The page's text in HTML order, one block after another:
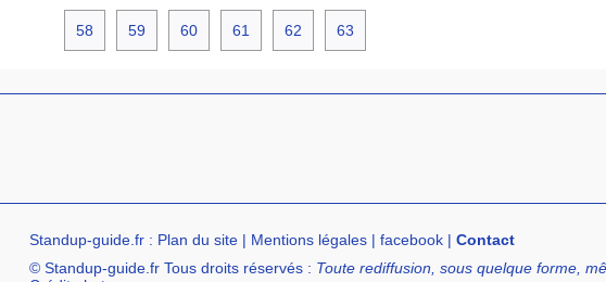
58 59 60 61 62 63
Standup-guide.fr: Plan du site| Mentions légales| facebook| Contact
© Standup-guide.fr Tous droits réservés : Toute rediffusion, sous quelque forme,